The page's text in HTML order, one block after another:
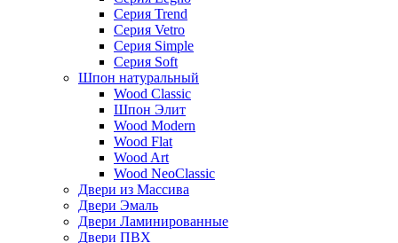
Серия Trend
Серия Vetro
Серия Simple
Серия Soft
Шпон натуральный
Wood Classic
Шпон Элит
Wood Modern
Wood Flat
Wood Art
Wood NeoClassic
Двери из Массива
Двери Эмаль
Двери Ламинированные
Двери ПВХ